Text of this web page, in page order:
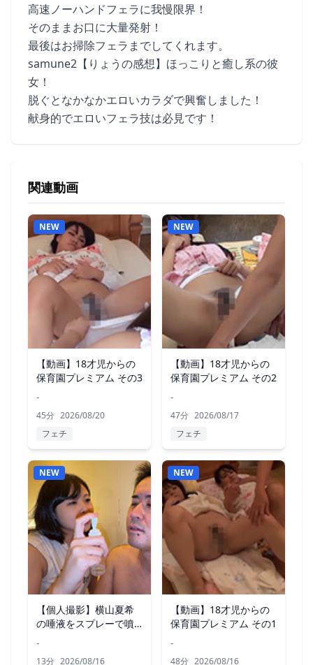
高速ノーハンドフェラに我慢限界！
そのままお口に大量発射！
最後はお掃除フェラまでしてくれます。
samune2【りょうの感想】ほっこりと癒し系の彼
女！
脱ぐとなかなかエロいカラダで興奮しました！
献身的でエロいフェラ技は必見です！
関連動画
NEW
【動画】18才児からの
保育園プレミアム その3
-
45分 2026/08/20
フェチ
NEW
【動画】18才児からの
保育園プレミアム その2
-
47分 2026/08/17
フェチ
NEW
【個人撮影】横山夏希
の唾液をスプレーで噴
-
13分 2026/08/16
NEW
【動画】18才児からの
保育園プレミアム その1
-
48分 2026/08/16